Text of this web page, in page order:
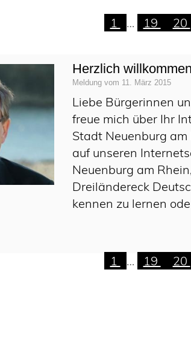
1 … 19 20
Herzlich
Meldung vom 11. März 2015
Liebe Bürgerinnen
freue mich über Ihr
Stadt Neuenburg
auf unseren
Neuenburg am
Dreiländereck
kennen zu lernen
1 … 19 20